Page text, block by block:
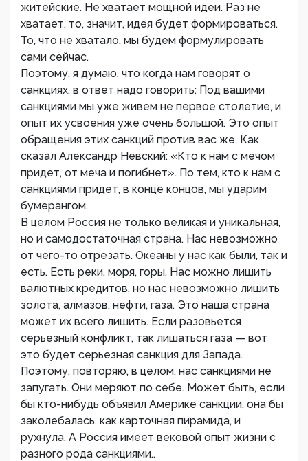
житейские. Не хватает мощной идеи. Раз не
хватает, то, значит, идея будет формироваться.
То, что не хватало, мы будем формулировать
сами сейчас.
Поэтому, я думаю, что когда нам говорят о
санкциях, в ответ надо говорить: Под вашими
санкциями мы уже живем не первое столетие, и
опыт их усвоения уже очень большой. Это опыт
обращения этих санкций против вас же. Как
сказал Александр Невский: «Кто к нам с мечом
придет, от меча и погибнет». По тем, кто к нам с
санкциями придет, в конце концов, мы ударим
бумерангом.
В целом Россия не только великая и уникальная,
но и самодостаточная страна. Нас невозможно
от чего-то отрезать. Океаны у нас как были, так и
есть. Есть реки, моря, горы. Нас можно лишить
валютных кредитов, но нас невозможно лишить
золота, алмазов, нефти, газа. Это наша страна
может их всего лишить. Если разовьется
серьезный конфликт, так лишаться газа — вот
это будет серьезная санкция для Запада.
Поэтому, повторяю, в целом, нас санкциями не
запугать. Они меряют по себе. Может быть, если
бы кто-нибудь объявил Америке санкции, она бы
заколебалась, как карточная пирамида, и
рухнула. А Россия имеет вековой опыт жизни с
разного рода санкциями..